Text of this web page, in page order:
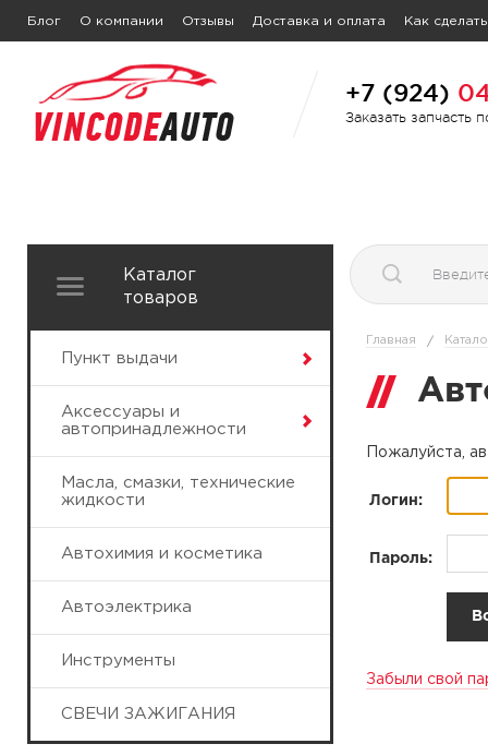
Блог О компании Отзывы Доставка и оплата Как
+7 (924)
Заказать запчасть
Каталог
товаров
Пункт выдачи
Аксессуары и
автопринадлежности
Масла, смазки, технические
жидкости
Автохимия и косметика
Автоэлектрика
Инструменты
СВЕЧИ ЗАЖИГАНИЯ
Главная /
Пожалуйста,
Логин:
Пароль:
Забыли свой